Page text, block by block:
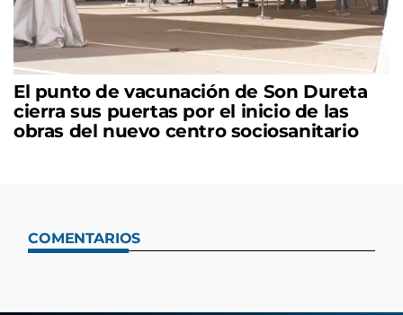
El punto de vacunación de Son Dureta
cierra sus puertas por el inicio de las
obras del nuevo centro sociosanitario
COMENTARIOS